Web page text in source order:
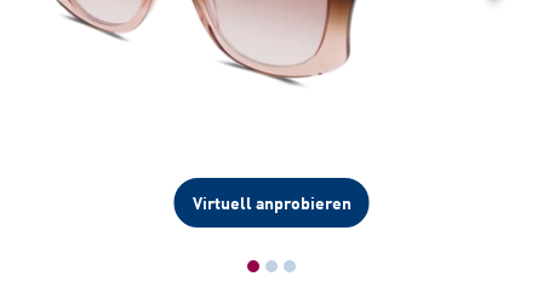
Virtuell anprobieren